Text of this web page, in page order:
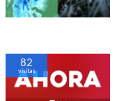
82
visitas